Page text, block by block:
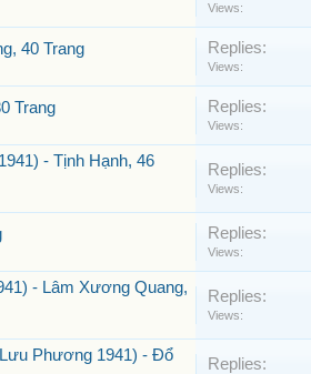
Views:
40 Trang Replies:
Views:
Trang Replies:
Views:
- Tịnh Hạnh, 46
Replies:
Views:
Replies:
Views:
- Lâm Xương Quang,
Replies:
Views:
Phương 1941) - Đổ
Replies: